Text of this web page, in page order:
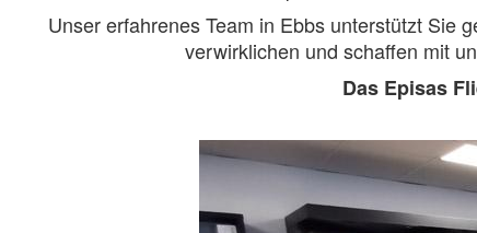
Unser erfahrenes Team in Ebbs unterstützt Sie
verwirklichen und schaffen mit
Das Episas